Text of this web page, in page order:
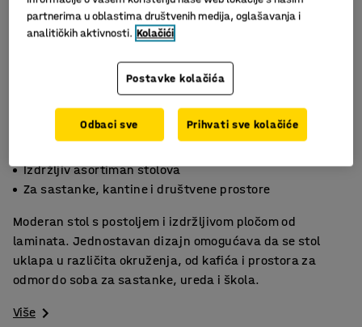
Slični proizvodi
Izdržljiv asortiman stolova
Za sastanke, kantine i društvene prostore
Moderan stol s postoljem i izdržljivom pločom od
laminata. Jednostavan dizajn omogućava da se stol
uklapa u različita okruženja, od kafića i prostora za
odmor do soba za sastanke, ureda i škola.
Više
partnerima u oblastima društvenih medija, oglašavanja i
analitičkih aktivnosti. Kolačići
Postavke kolačića
Odbaci sve Prihvati sve kolačiće